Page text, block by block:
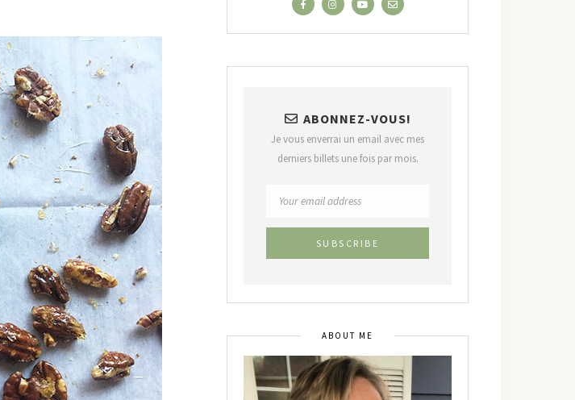
ABONNEZ-VOUS!
Je vous enverrai un email avec mes
derniers billets une fois par mois.
ABOUT ME